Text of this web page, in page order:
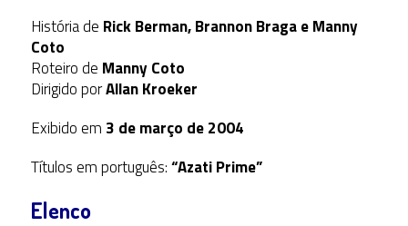
História de Rick Berman, Brannon Braga e Manny
Coto
Roteiro de Manny Coto
Dirigido porAllan Kroeker
Exibido em 3 de março de 2004
Títulos em português:“Azati Prime”
Elenco